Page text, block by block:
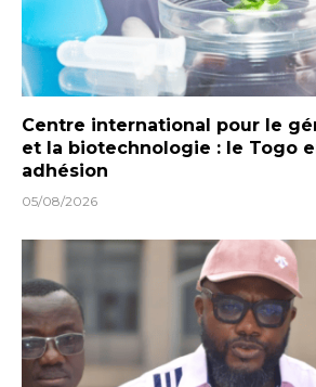
Centre international pour le
et la biotechnologie : le Togo
adhésion
05/08/2026